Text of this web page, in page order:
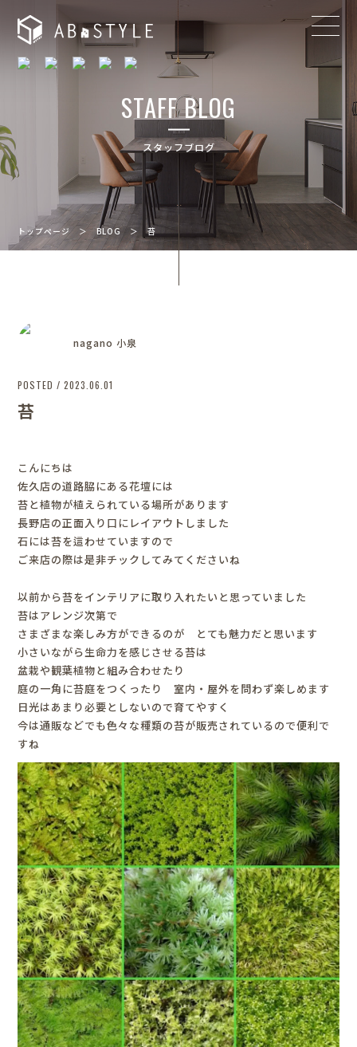
STAFF BLOG
スタッフブログ
トップページ ＞BLOG ＞苔
nagano 小泉
POSTED / 2023.06.01
苔
こんにちは
佐久店の道路脇にある花壇には
苔と植物が植えられている場所があります
長野店の正面入り口にレイアウトしました
石には苔を這わせていますので
ご来店の際は是非チックしてみてくださいね
以前から苔をインテリアに取り入れたいと思っていました
苔はアレンジ次第で
さまざまな楽しみ方ができるのが とても魅力だと思います
小さいながら生命力を感じさせる苔は
盆栽や観葉植物と組み合わせたり
庭の一角に苔庭をつくったり 室内・屋外を問わず楽しめます
日光はあまり必要としないので育てやすく
今は通販などでも色々な種類の苔が販売されているので便利で
すね